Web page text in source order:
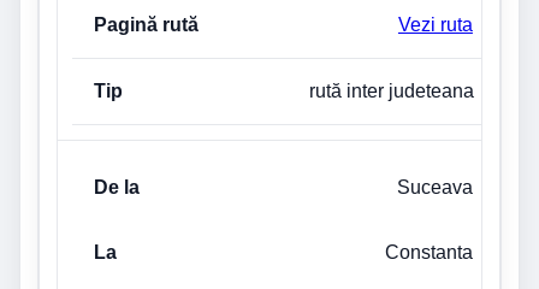
Vezi ruta
rută inter judeteana
Suceava
Constanta